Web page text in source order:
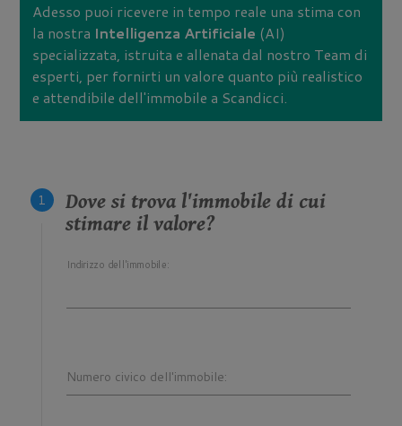
Adesso puoi ricevere in tempo reale una stima con
la nostra Intelligenza Artificiale (AI)
specializzata, istruita e allenata dal nostro Team di
esperti, per fornirti un valore quanto più realistico
e attendibile dell'immobile a Scandicci.
Dove si trova l'immobile di cui
stimare il valore?
Indirizzo dell'immobile:
Numero civico dell'immobile: